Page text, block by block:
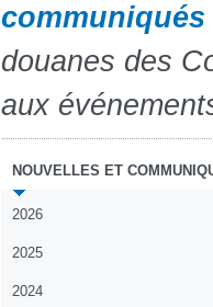
communiqués
douanes des
aux
NOUVELLES ET
2026
2025
2024